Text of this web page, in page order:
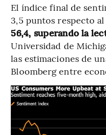
El índice final de
3,5 puntos respecto
56,4, superando la
Universidad de
las estimaciones de
Bloomberg entre